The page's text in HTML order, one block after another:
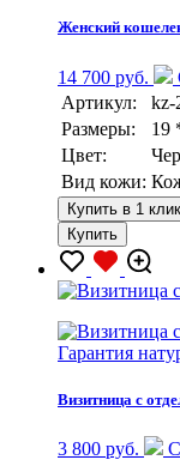
Женский
14 700 руб.
Артикул:
kz-
Размеры:
19
Цвет:
Вид кожи:
Купить в 1 клик
Купить
Гарантия
Визитница с
3 800 руб.